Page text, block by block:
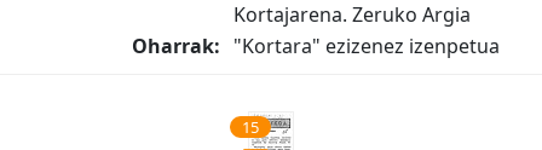
Kortajarena. Zeruko Argia
Oharrak: "Kortara" ezizenez izenpetua
15